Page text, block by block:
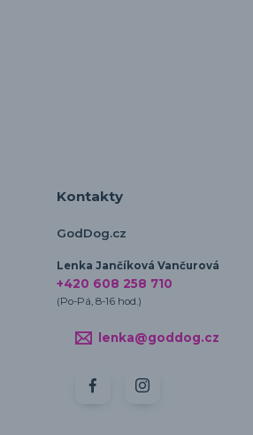
Kontakty
GodDog.cz
Lenka Jančíková Vančurová
+420 608 258 710
(Po-Pá, 8-16 hod.)
lenka@goddog.cz